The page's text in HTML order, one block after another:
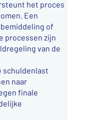
het proces
Een
of
processen zijn
van de
schuldenlast
naar
finale